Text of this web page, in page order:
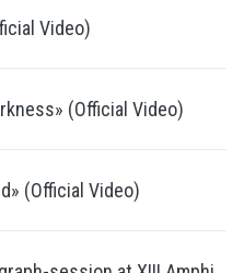
Video)
(Official Video)
(Official Video)